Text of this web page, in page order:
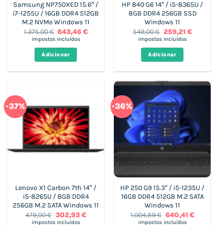
Samsung NP750XED 15.6″ /
i7-1255U / 16GB DDR4 512GB
M.2 NVMe Windows 11
1.375,00€ O
preço
era:
1.375,00 €.
643,46€O
impostos incluídos
Adicionar
HP 840 G6 14″ / i5-8365U /
8GB DDR4 256GB SSD
Windows 11
549,00€ O
preço
era:
549,00 €.
259,21 €O
impostos incluídos
Adicionar
-37%
Lenovo X1 Carbon 7th 14″ /
i5-8265U / 8GB DDR4
256GB M.2 SATA Windows 11
479,00€ O
preço
302,93 €O
impostos incluídos
-36%
HP 250 G9 15.3″ / i5-1235U /
16GB DDR4 512GB M.2 SATA
Windows 11
1.004,89€ O
preço
640,41 €O
impostos incluídos